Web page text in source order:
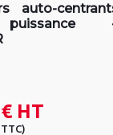
auto-
HT
TTC)